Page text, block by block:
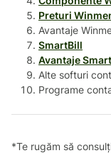
Preturi
Avantaje
SmartBill
Avantaje
Alte softuri
Programe
*Te rugăm să